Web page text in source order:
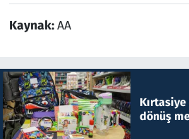
Kaynak:AA
dönüş